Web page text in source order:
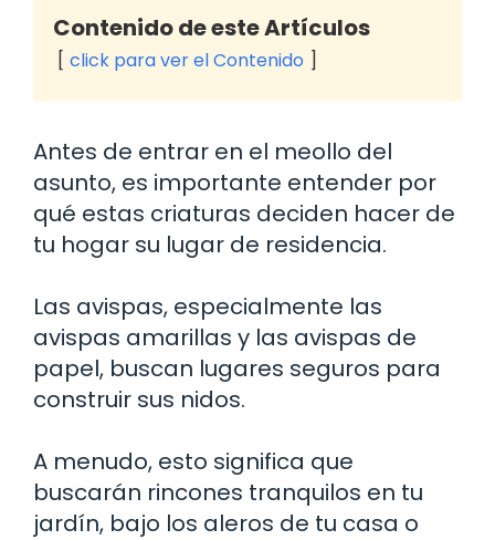
Contenido de este Artículos
click para ver el Contenido
Antes de entrar en el meollo del
asunto, es importante entender por
qué estas criaturas deciden hacer de
tu hogar su lugar de residencia.
Las avispas, especialmente las
avispas amarillas y las avispas de
papel, buscan lugares seguros para
construir sus nidos.
A menudo, esto significa que
buscarán rincones tranquilos en tu
jardín, bajo los aleros de tu casa o